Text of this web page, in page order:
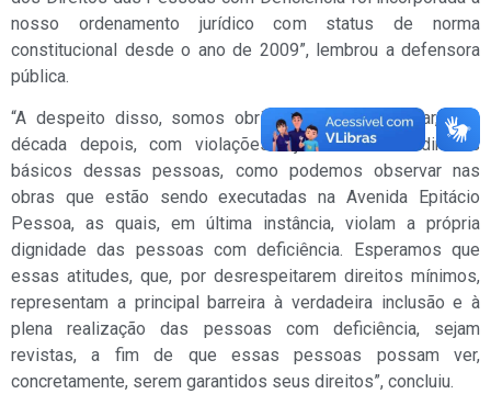
nosso ordenamento jurídico com status de norma
constitucional desde o ano de 2009”, lembrou a defensora
pública.
“A despeito disso, somos obrigados a nos deparar, uma
década depois, com violações injustificáveis a direitos
básicos dessas pessoas, como podemos observar nas
obras que estão sendo executadas na Avenida Epitácio
Pessoa, as quais, em última instância, violam a própria
dignidade das pessoas com deficiência. Esperamos que
essas atitudes, que, por desrespeitarem direitos mínimos,
representam a principal barreira à verdadeira inclusão e à
plena realização das pessoas com deficiência, sejam
revistas, a fim de que essas pessoas possam ver,
concretamente, serem garantidos seus direitos”, concluiu.